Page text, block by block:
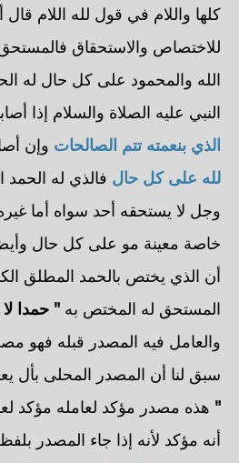
كلها واللام في قول لله اللام قال
للاختصاص والاستحقاق
الله والمحمود على كل حال له
النبي عليه الصلاة والسلام إذا
الذي بنعمته تتم الصالحات وإن
لله على كل حال فالذي له الحمد
وجل لا يستحقه أحد سواه أما
خاصة معينة مو على كل حال
أن الذي يختص بالحمد المطلق
المستحق له المختص به " حمدا لا
والعامل فيه المصدر قبله فهو
سبق لنا أن المصدر المحلى بأل
" هذه مصدر مؤكد لعامله مؤكد
أنه مؤكد لأنه إذا جاء المصدر